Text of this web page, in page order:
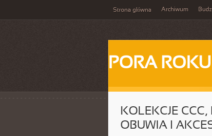
Strona główna Archiwum
PORA ROKU
KOLEKCJE
OBUWIA I